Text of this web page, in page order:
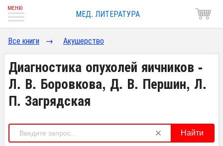
МЕД. ЛИТЕРАТУРА
Все книги → Акушерство
Диагностика опухолей яичников -
Л. В. Боровкова, Д. В. Першин, Л.
П. Загрядская
Найти